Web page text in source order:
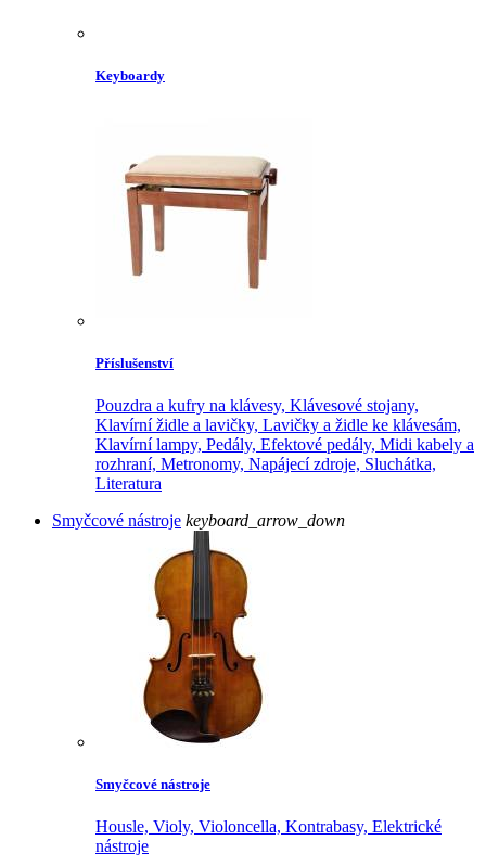
Keyboardy
Příslušenství
Pouzdra a kufry na klávesy, Klávesové stojany,
Klavírní židle a lavičky, Lavičky a židle ke klávesám,
Klavírní lampy, Pedály, Efektové pedály, Midi kabely a
rozhraní, Metronomy, Napájecí zdroje, Sluchátka,
Literatura
Smyčcové nástroje keyboard_arrow_down
Smyčcové nástroje
Housle, Violy, Violoncella, Kontrabasy, Elektrické
nástroje